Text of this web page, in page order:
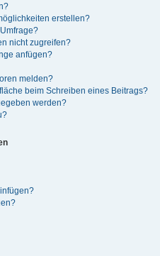
erstellen?
nicht zugreifen?
anfügen?
melden?
beim Schreiben eines Beitrags?
werden?